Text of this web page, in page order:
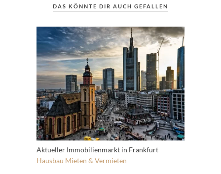
DAS KÖNNTE DIR AUCH GEFALLEN
Aktueller Immobilienmarkt in Frankfurt
Hausbau Mieten & Vermieten